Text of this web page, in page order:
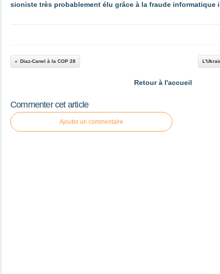
sioniste très probablement élu grâce à la fraude informatique
Diaz-Canel à la COP 28
Retour à l'accueil
Commenter cet article
Ajouter un commentaire